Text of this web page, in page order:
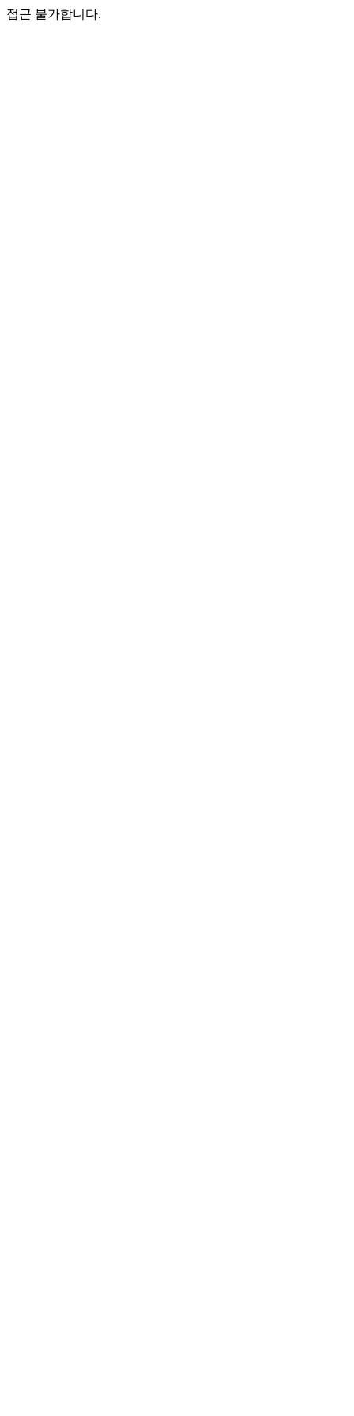
접근 불가합니다.